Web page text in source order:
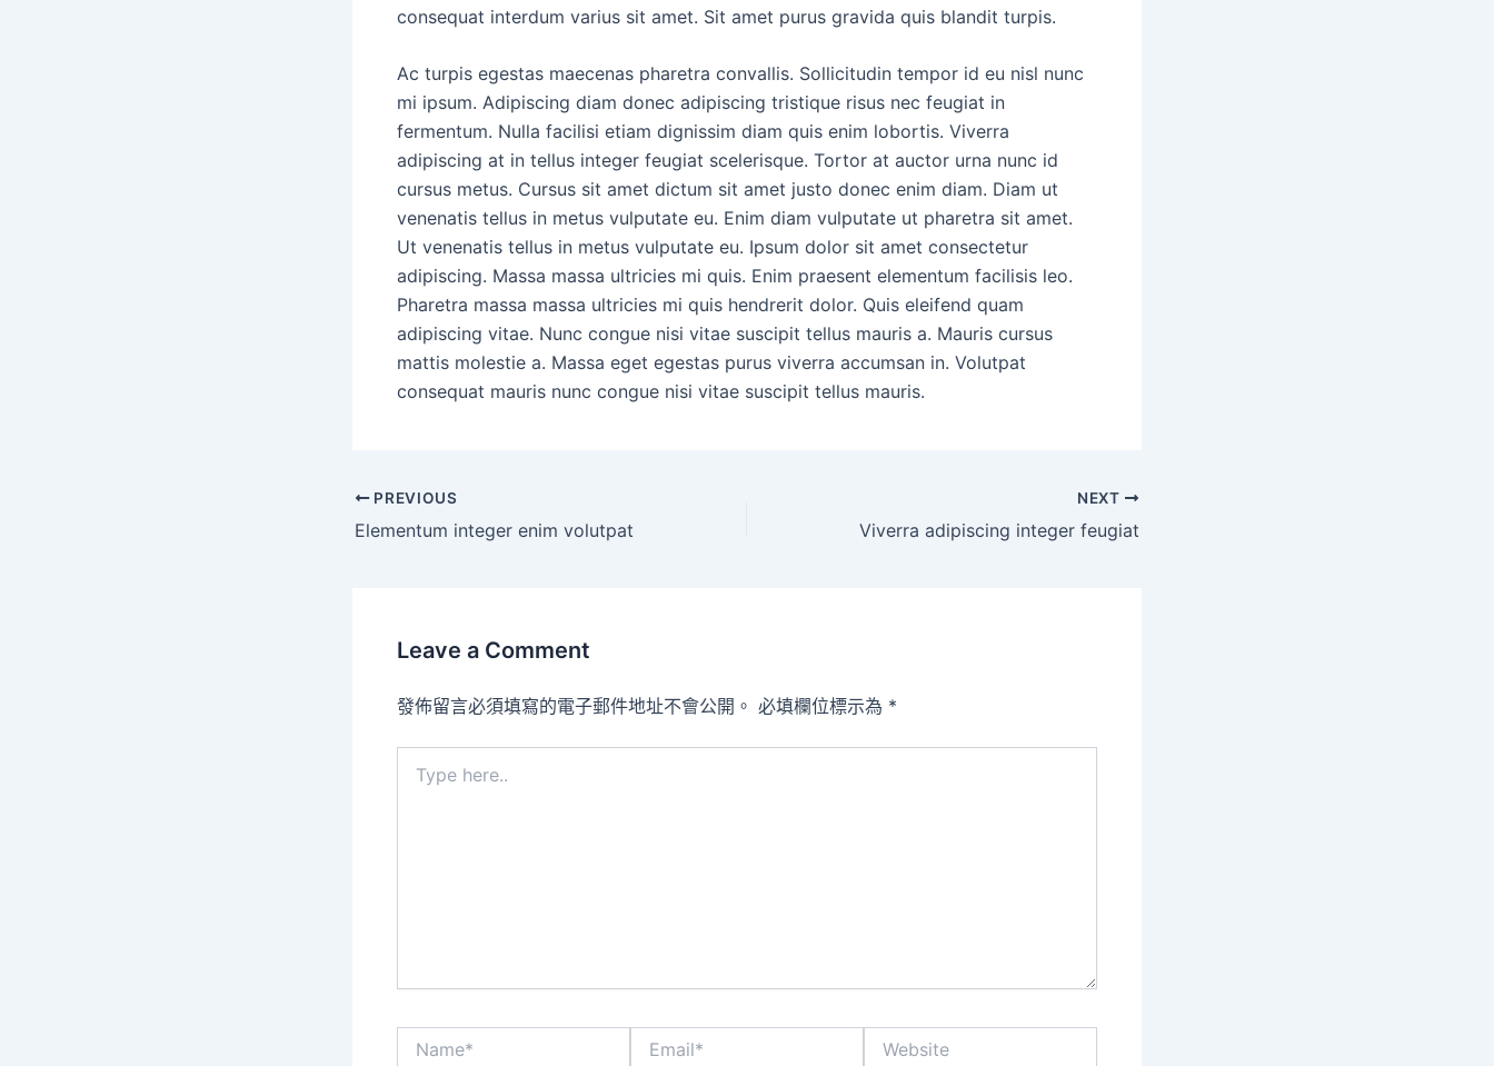
consequat interdum varius sit amet. Sit amet purus gravida quis blandit turpis.
Ac turpis egestas maecenas pharetra convallis. Sollicitudin tempor id eu nisl nunc
mi ipsum. Adipiscing diam donec adipiscing tristique risus nec feugiat in
fermentum. Nulla facilisi etiam dignissim diam quis enim lobortis. Viverra
adipiscing at in tellus integer feugiat scelerisque. Tortor at auctor urna nunc id
cursus metus. Cursus sit amet dictum sit amet justo donec enim diam. Diam ut
venenatis tellus in metus vulputate eu. Enim diam vulputate ut pharetra sit amet.
Ut venenatis tellus in metus vulputate eu. Ipsum dolor sit amet consectetur
adipiscing. Massa massa ultricies mi quis. Enim praesent elementum facilisis leo.
Pharetra massa massa ultricies mi quis hendrerit dolor. Quis eleifend quam
adipiscing vitae. Nunc congue nisi vitae suscipit tellus mauris a. Mauris cursus
mattis molestie a. Massa eget egestas purus viverra accumsan in. Volutpat
consequat mauris nunc congue nisi vitae suscipit tellus mauris.
PREVIOUS
Elementum integer enim volutpat
NEXT
Viverra adipiscing integer feugiat
Leave a Comment
發佈留言必須填寫的電子郵件地址不會公開。 必填欄位標示為 *
here..